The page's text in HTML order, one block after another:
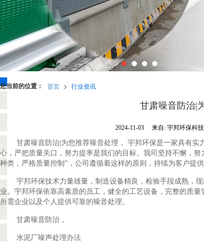
您当前的位置： 首页 > 行业资讯
甘肃噪音防治|
2024-11-03 来自:宇邦环保科
甘肃噪音防治|为您推荐噪音处理， 宇邦环保是一家具有
心，严把质量关口，努力提率是我们的目标。我司坚持不懈，
种类，严格质量控制”，公司遵循着这样的原则，持续为客户提供
宇邦环保技术力量雄量，制造设备精良，检验手段成熟，
业。宇邦环保依靠高素质的员工，健全的工艺设备，完整的质
所需企业以及个人提供可靠的噪音处理。
甘肃噪音防治，
水泥厂噪声处理办法